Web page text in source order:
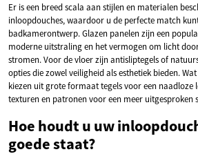
Er is een breed scala aan stijlen en materialen
inloopdouches, waardoor u de perfecte match
badkamerontwerp. Glazen panelen zijn een
moderne uitstraling en het vermogen om licht
stromen. Voor de vloer zijn antisliptegels of
opties die zowel veiligheid als esthetiek bieden.
kiezen uit grote formaat tegels voor een naadloze
texturen en patronen voor een meer uitgesproken
Hoe houdt u uw
goede staat?